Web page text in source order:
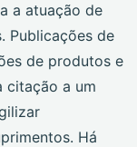
a atuação de
Publicações de
de produtos e
citação a um
Há